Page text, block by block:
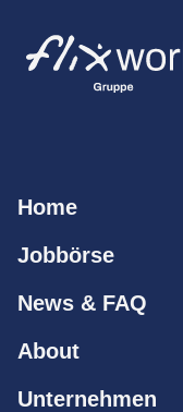
Home
Jobbörse
News & FAQ
About
Unternehmen